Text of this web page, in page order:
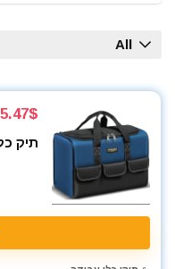
ארגזי כלים
בוקסות
בוקסות הינע 1/2"
ביטים
ביטים, מקדחים
גנרטורים ותחנות כח
All
5.47$
תיק כלי עבודה